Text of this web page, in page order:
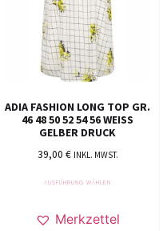
ADIA FASHION LONG TOP GR.
46 48 50 52 54 56 WEISS G
ELBER DRUCK
39,00 € INKL. MWST.
AUSFÜHRUNG WÄHLEN
Merkzettel